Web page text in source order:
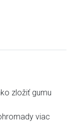
zložiť gumu
viac